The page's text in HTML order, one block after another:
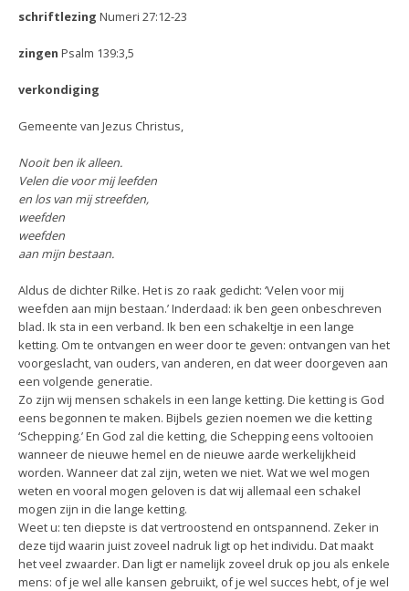
schriftlezing Numeri 27:12-23
zingen Psalm 139:3,5
verkondiging
Gemeente van Jezus Christus,
Nooit ben ik alleen.
Velen die voor mij leefden
en los van mij streefden,
weefden
weefden
aan mijn bestaan.
Aldus de dichter Rilke. Het is zo raak gedicht: ‘Velen voor mij
weefden aan mijn bestaan.’ Inderdaad: ik ben geen onbeschreven
blad. Ik sta in een verband. Ik ben een schakeltje in een lange
ketting. Om te ontvangen en weer door te geven: ontvangen van het
voorgeslacht, van ouders, van anderen, en dat weer doorgeven aan
een volgende generatie.
Zo zijn wij mensen schakels in een lange ketting. Die ketting is God
eens begonnen te maken. Bijbels gezien noemen we die ketting
‘Schepping.’ En God zal die ketting, die Schepping eens voltooien
wanneer de nieuwe hemel en de nieuwe aarde werkelijkheid
worden. Wanneer dat zal zijn, weten we niet. Wat we wel mogen
weten en vooral mogen geloven is dat wij allemaal een schakel
mogen zijn in die lange ketting.
Weet u: ten diepste is dat vertroostend en ontspannend. Zeker in
deze tijd waarin juist zoveel nadruk ligt op het individu. Dat maakt
het veel zwaarder. Dan ligt er namelijk zoveel druk op jou als enkele
mens: of je wel alle kansen gebruikt, of je wel succes hebt, of je wel